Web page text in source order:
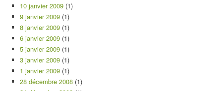
10 janvier 2009 (1)
9 janvier 2009 (1)
8 janvier 2009 (1)
6 janvier 2009 (1)
5 janvier 2009 (1)
3 janvier 2009 (1)
1 janvier 2009 (1)
28 décembre 2008 (1)